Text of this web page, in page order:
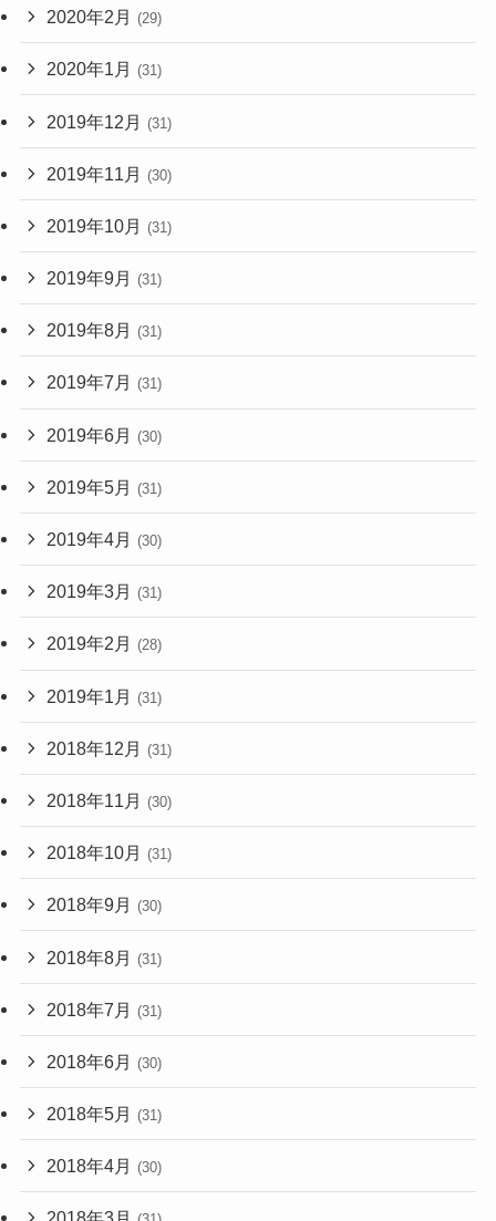
2020年2月 (29)
2020年1月 (31)
2019年12月 (31)
2019年11月 (30)
2019年10月 (31)
2019年9月 (31)
2019年8月 (31)
2019年7月 (31)
2019年6月 (30)
2019年5月 (31)
2019年4月 (30)
2019年3月 (31)
2019年2月 (28)
2019年1月 (31)
2018年12月 (31)
2018年11月 (30)
2018年10月 (31)
2018年9月 (30)
2018年8月 (31)
2018年7月 (31)
2018年6月 (30)
2018年5月 (31)
2018年4月 (30)